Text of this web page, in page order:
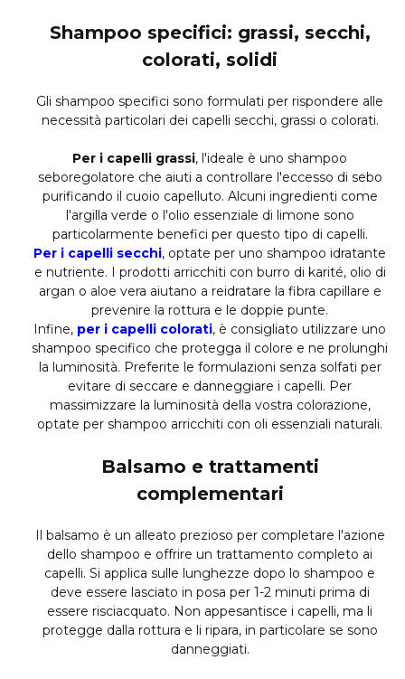
Shampoo specifici: grassi, secchi,
colorati, solidi
Gli shampoo specifici sono formulati per rispondere alle
necessità particolari dei capelli secchi, grassi o colorati.
Per i capelli grassi, l'ideale è uno shampoo
seboregolatore che aiuti a controllare l'eccesso di sebo
purificando il cuoio capelluto. Alcuni ingredienti come
l'argilla verde o l'olio essenziale di limone sono
particolarmente benefici per questo tipo di capelli.
Per i capelli secchi, optate per uno shampoo idratante
e nutriente. I prodotti arricchiti con burro di karité, olio di
argan o aloe vera aiutano a reidratare la fibra capillare e
prevenire la rottura e le doppie punte.
Infine, per i capelli colorati, è consigliato utilizzare uno
shampoo specifico che protegga il colore e ne prolunghi
la luminosità. Preferite le formulazioni senza solfati per
evitare di seccare e danneggiare i capelli. Per
massimizzare la luminosità della vostra colorazione,
optate per shampoo arricchiti con oli essenziali naturali.
Balsamo e trattamenti
complementari
Il balsamo è un alleato prezioso per completare l'azione
dello shampoo e offrire un trattamento completo ai
capelli. Si applica sulle lunghezze dopo lo shampoo e
deve essere lasciato in posa per 1-2 minuti prima di
essere risciacquato. Non appesantisce i capelli, ma li
protegge dalla rottura e li ripara, in particolare se sono
danneggiati.